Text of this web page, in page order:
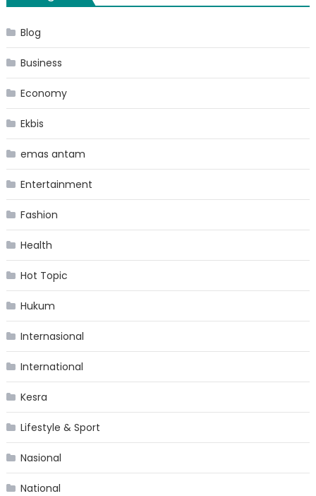
Blog
Business
Economy
Ekbis
emas antam
Entertainment
Fashion
Health
Hot Topic
Hukum
Internasional
International
Kesra
Lifestyle & Sport
Nasional
National